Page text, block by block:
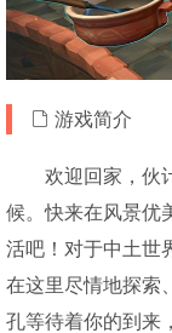
游戏简介
欢迎回家，伙
候。快来在风景优
活吧！对于中土世
在这里尽情地探索
孔等待着你的到来